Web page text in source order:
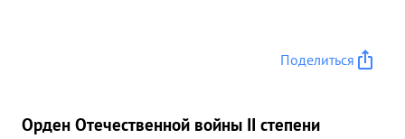
Поделиться
Орден Отечественной войны II степени